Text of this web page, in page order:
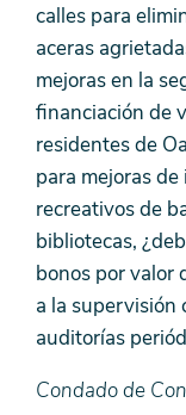
calles para
aceras
mejoras en la
financiación de
residentes de
para mejoras
recreativos de
bibliotecas,
bonos por valor
a la supervisión
auditorías
Condado de